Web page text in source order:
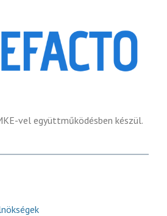
vel együttműködésben készül.